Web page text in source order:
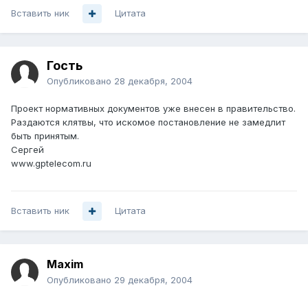
Вставить ник Цитата
Гость
Опубликовано 28 декабря, 2004
Проект нормативных документов уже внесен в правительство.
Раздаются клятвы, что искомое постановление не замедлит
быть принятым.
Сергей
www.gptelecom.ru
Вставить ник Цитата
Maxim
Опубликовано 29 декабря, 2004